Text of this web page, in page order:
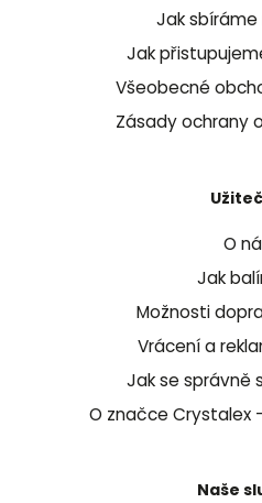
Jak sbíráme
Jak
Všeobecné
Zásady ochrany
O
Jak
Možnosti
Vrácení a
Jak se správně
O značce Crystalex
Naše